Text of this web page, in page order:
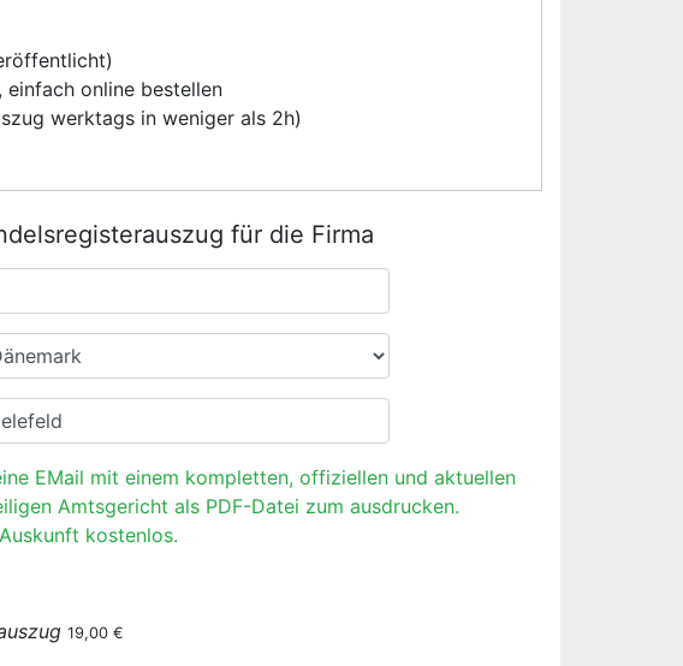
, einfach online bestellen
werktags in weniger als 2h)
für die Firma
EMail mit einem kompletten, offiziellen und aktuellen
Amtsgericht als PDF-Datei zum ausdrucken.
kostenlos.
19,00 €